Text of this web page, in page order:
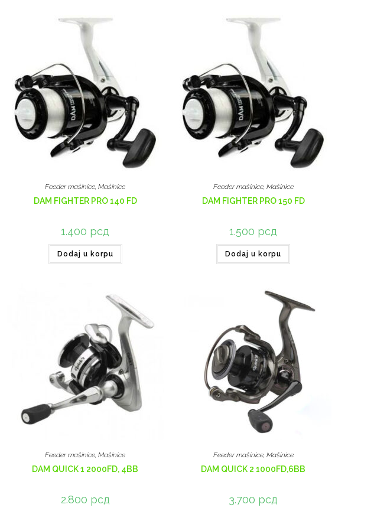
Feeder mašinice ,Mašinice
DAM FIGHTER PRO 140 FD
1.400 рсд
Dodaj u korpu
Feeder mašinice, Mašinice
DAM FIGHTER PRO 150 FD
1.500 рсд
Dodaj u korpu
Feeder mašinice,Mašinice
DAM QUICK 1 2000FD, 4BB
2.800 рсд
Feeder mašinice, Mašinice
DAM QUICK 2 1000FD,6BB
3.700 рсд